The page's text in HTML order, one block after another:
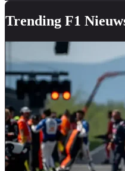
Trending F1